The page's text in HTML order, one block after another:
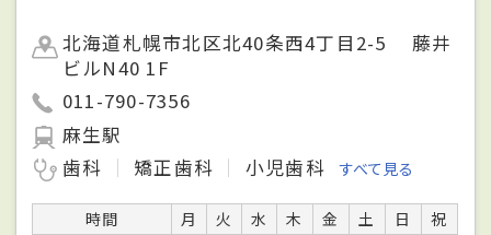
北海道札幌市北区北40条西4丁目2-5 藤井
ビルN40 1F
011-790-7356
麻生駅
歯科
矯正歯科 小児歯科 すべて見る
時間 月 火 水 木 金 土 日 祝